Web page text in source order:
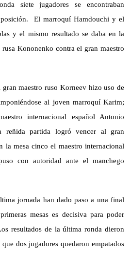
siete jugadores se encontraban
El marroquí Hamdouchi y el
y el mismo resultado se daba en la
Kononenko contra el gran maestro
maestro ruso Korneev hizo uso de
al joven marroquí Karim;
internacional español Antonio
reñida partida logró vencer al gran
la mesa cinco el maestro internacional
con autoridad ante el manchego
jornada han dado paso a una final
mesas es decisiva para poder
resultados de la última ronda dieron
dos jugadores quedaron empatados